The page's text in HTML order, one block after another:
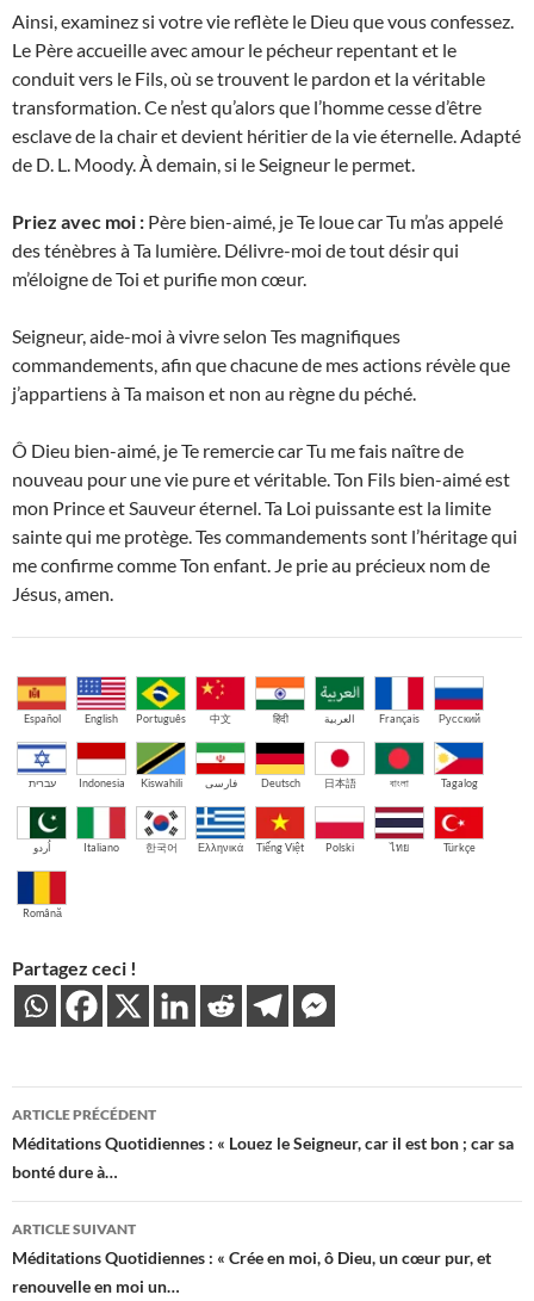
Ainsi, examinez si votre vie reflète le Dieu que vous confessez.
Le Père accueille avec amour le pécheur repentant et le
conduit vers le Fils, où se trouvent le pardon et la véritable
transformation. Ce n’est qu’alors que l’homme cesse d’être
esclave de la chair et devient héritier de la vie éternelle. Adapté
de D. L. Moody. À demain, si le Seigneur le permet.
Priez avec moi : Père bien-aimé, je Te loue car Tu m’as appelé
des ténèbres à Ta lumière. Délivre-moi de tout désir qui
m’éloigne de Toi et purifie mon cœur.
Seigneur, aide-moi à vivre selon Tes magnifiques
commandements, afin que chacune de mes actions révèle que
j’appartiens à Ta maison et non au règne du péché.
Ô Dieu bien-aimé, je Te remercie car Tu me fais naître de
nouveau pour une vie pure et véritable. Ton Fils bien-aimé est
mon Prince et Sauveur éternel. Ta Loi puissante est la limite
sainte qui me protège. Tes commandements sont l’héritage qui
me confirme comme Ton enfant. Je prie au précieux nom de
Jésus, amen.
Español English Português 中文 हिंदी العربية Français Русский
עברית Indonesia Kiswahili فارسی Deutsch 日本語 বাংলা Tagalog
اُردو Italiano 한국어 Ελληνικά Tiếng Việt Polski ไทย Türkçe
Română
Partagez ceci !
Navigation
des
articles
ARTICLE PRÉCÉDENT
Méditations Quotidiennes : « Louez le Seigneur, car il est bon ; car sa
bonté dure à…
ARTICLE SUIVANT
Méditations Quotidiennes : « Crée en moi, ô Dieu, un cœur pur, et
renouvelle en moi un…